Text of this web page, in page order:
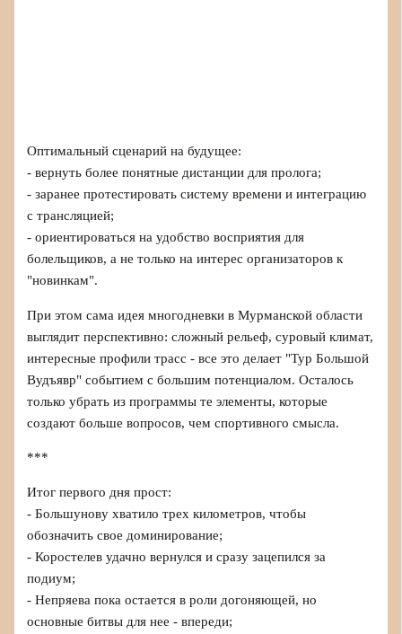
Оптимальный сценарий на будущее:
- вернуть более понятные дистанции для пролога;
- заранее протестировать систему времени и интеграцию
с трансляцией;
- ориентироваться на удобство восприятия для
болельщиков, а не только на интерес организаторов к
"новинкам".
При этом сама идея многодневки в Мурманской области
выглядит перспективно: сложный рельеф, суровый климат,
интересные профили трасс - все это делает "Тур Большой
Вудъявр" событием с большим потенциалом. Осталось
только убрать из программы те элементы, которые
создают больше вопросов, чем спортивного смысла.
***
Итог первого дня прост:
- Большунову хватило трех километров, чтобы
обозначить свое доминирование;
- Коростелев удачно вернулся и сразу зацепился за
подиум;
- Непряева пока остается в роли догоняющей, но
основные битвы для нее - впереди;